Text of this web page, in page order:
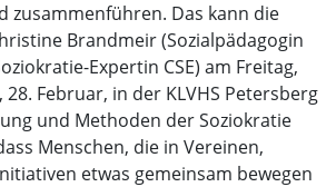
zusammenführen. Das kann die
Brandmeir (Sozialpädagogin
Expertin CSE) am Freitag,
28. Februar, in der KLVHS Petersberg
und Methoden der Soziokratie
Menschen, die in Vereinen,
etwas gemeinsam bewegen